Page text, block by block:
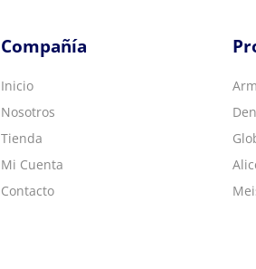
Compañía
Inicio
Nosotros
Tienda
Mi Cuenta
Contacto